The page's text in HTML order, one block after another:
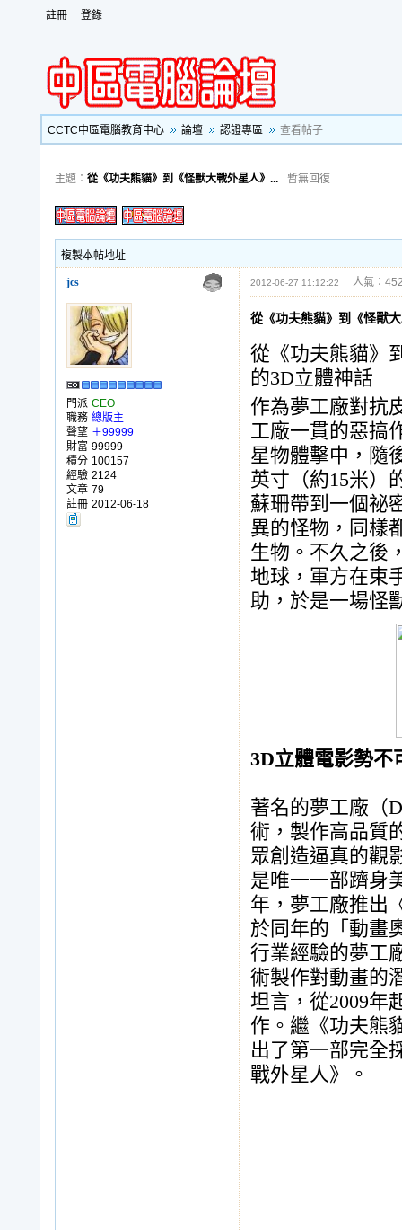
註冊 登錄
CCTC中區電腦教育中心 論壇 認證專區 查看帖子
主題： 從《功夫熊貓》到《怪獸大戰外星人》... 暫無回復
複製本帖地址
jcs 2012-06-27 11:12:22 人氣：
門派 CEO
職務 總版主
聲望 ＋99999
財富 99999
積分 100157
經驗 2124
文章 79
註冊 2012-06-18
從《功夫熊貓》到《怪獸
從《功夫熊貓》
的3D立體神話
作為夢工廠對抗
工廠一貫的惡搞
星物體擊中，隨
英寸（約15米）
蘇珊帶到一個祕
異的怪物，同樣
生物。不久之後
地球，軍方在束
助，於是一場怪
3D立體電影勢不
著名的夢工廠（
術，製作高品質
眾創造逼真的觀
是唯一一部躋身
年，夢工廠推出
於同年的「動畫
行業經驗的夢工
術製作對動畫的
坦言，從2009年
作。繼《功夫熊
出了第一部完全
戰外星人》。